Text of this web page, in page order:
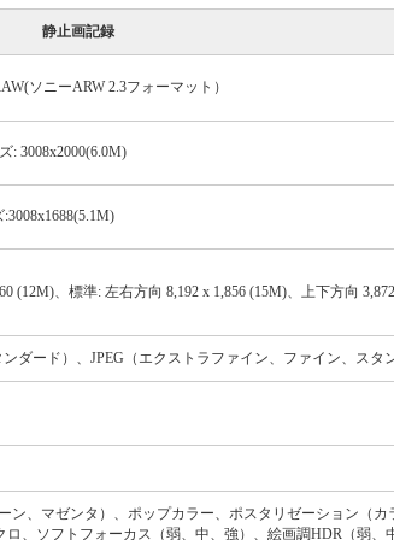
静止画記録
ソニーARW 2.3フォーマット）
: 3008x2000(6.0M)
(12M)、標準: 左右方向 8,192 x 1,856 (15M)、上下方向
ダード）、JPEG（エクストラファイン、ファイン、スタ
ン、マゼンタ）、ポップカラー、ポスタリゼーション（
、ソフトフォーカス（弱、中、強）、絵画調HDR（弱、